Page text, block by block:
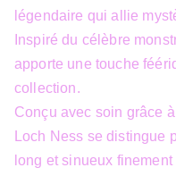
légendaire qui allie
Inspiré du célèbre
apporte une touche
collection.
Conçu avec soin grâce
Loch Ness se distingue
long et sinueux